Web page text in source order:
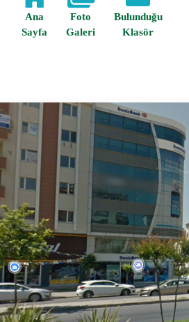
Ana
Sayfa
Foto
Galeri
Bulunduğu
Klasör